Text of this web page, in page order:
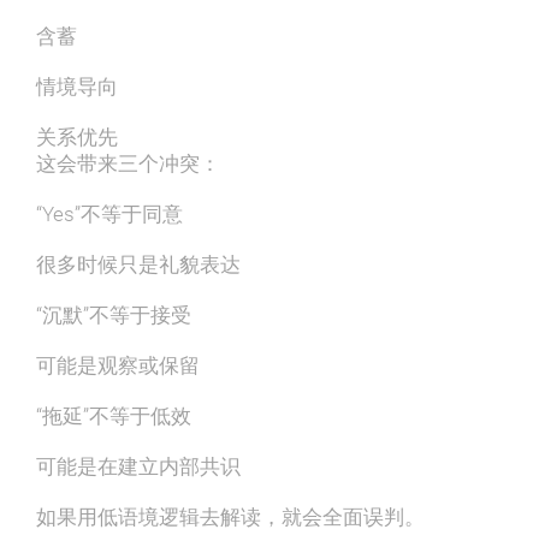
含蓄
情境导向
关系优先
这会带来三个冲突：
“Yes”不等于同意
很多时候只是礼貌表达
“沉默”不等于接受
可能是观察或保留
“拖延”不等于低效
可能是在建立内部共识
如果用低语境逻辑去解读，就会全面误判。